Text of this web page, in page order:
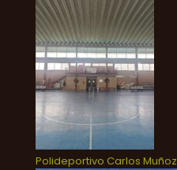
Polideportivo Carlos Muñoz